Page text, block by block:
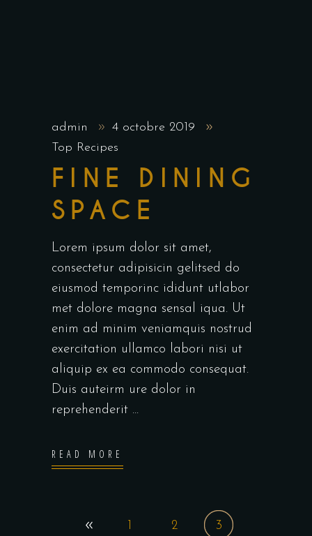
admin
4 octobre 2019
Top Recipes
FINE DINING
SPACE
Lorem ipsum dolor sit amet,
consectetur adipisicin gelitsed do
eiusmod temporinc ididunt utlabor
met dolore magna sensal iqua. Ut
enim ad minim veniamquis nostrud
exercitation ullamco labori nisi ut
aliquip ex ea commodo consequat.
Duis auteirm ure dolor in
reprehenderit
READ MORE
1 2 3